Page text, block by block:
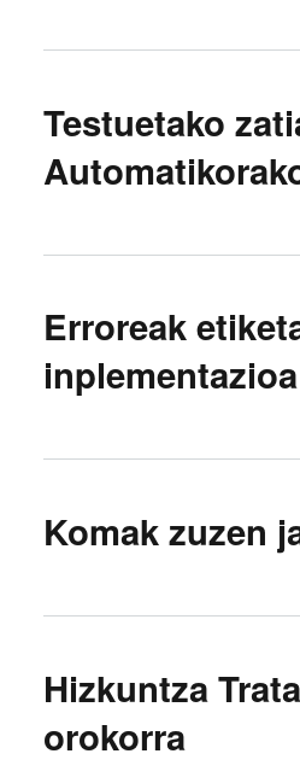
Testuetako
Erroreak
inplementazioa
Komak zuzen
Hizkuntza
orokorra